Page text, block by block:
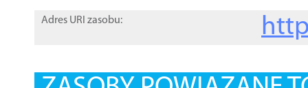
Adres URI zasobu: